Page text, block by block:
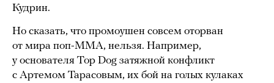
Кудрин.
Но сказать, что промоушен совсем оторван
от мира поп-ММА, нельзя. Например,
у основателя Top Dog затяжной конфликт
с Артемом Тарасовым, их бой на голых кулаках